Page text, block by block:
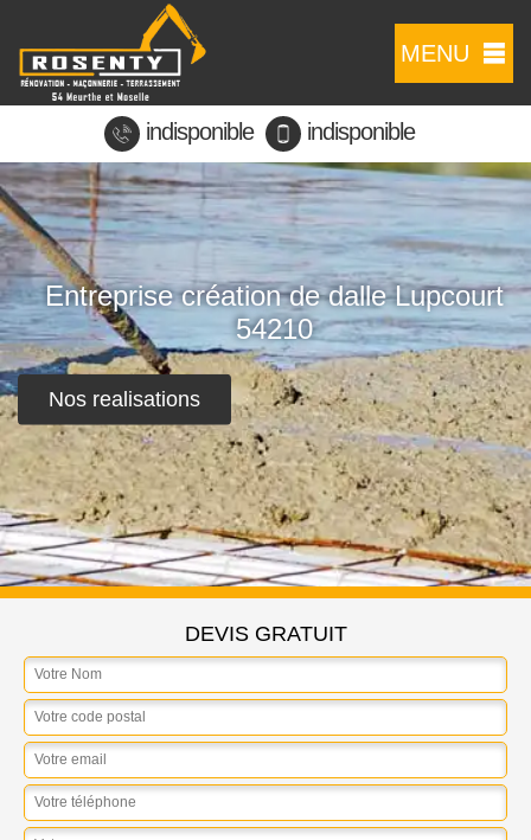
MENU
indisponible indisponible
Entreprise création de dalle Lupcourt
54210
Nos realisations
DEVIS GRATUIT